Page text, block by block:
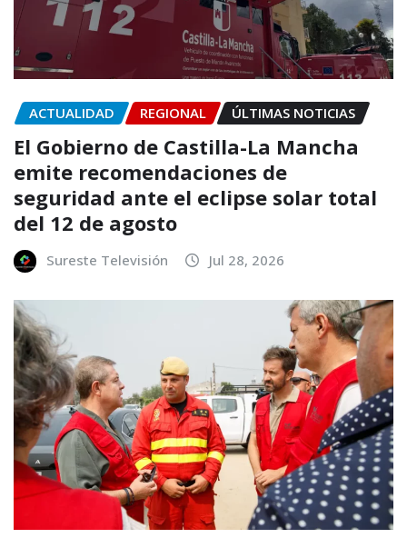
ACTUALIDAD REGIONAL ÚLTIMAS NOTICIAS
El Gobierno de Castilla-La Mancha
emite recomendaciones de
seguridad ante el eclipse solar total
del 12 de agosto
Sureste Televisión Jul 28, 2026